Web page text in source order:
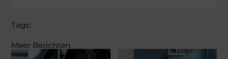
Meer Berichten
Tags: